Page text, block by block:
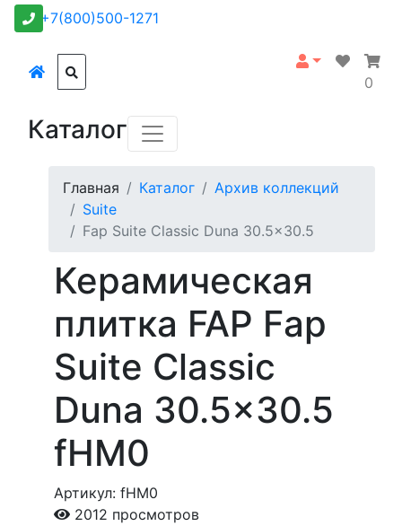
+7(800)500-1271
0
Каталог
Главная Каталог
Архив коллекций
Suite
Fap Suite Classic Duna 30.5x30.5
Керамическая
плитка FAP Fap
Suite Classic
Duna 30.5x30.5
fHM0
Артикул: fHM0
2012 просмотров